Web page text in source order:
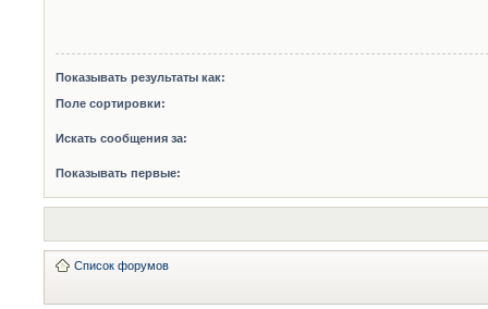
Показывать результаты как:
Поле сортировки:
Искать сообщения за:
Показывать первые:
Список форумов